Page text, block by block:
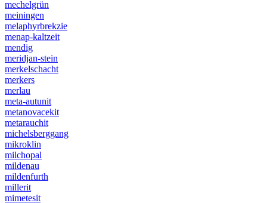
mechelgrün
meiningen
melaphyrbrekzie
menap-kaltzeit
mendig
meridjan-stein
merkelschacht
merkers
merlau
meta-autunit
metanovacekit
metarauchit
michelsberggang
mikroklin
milchopal
mildenau
mildenfurth
millerit
mimetesit